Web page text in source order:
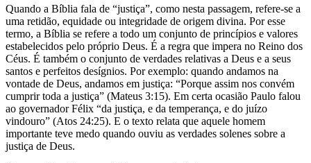
Quando a Bíblia fala de “justiça”, como nesta passagem, refere-se a
uma retidão, equidade ou integridade de origem divina. Por esse
termo, a Bíblia se refere a todo um conjunto de princípios e valores
estabelecidos pelo próprio Deus. É a regra que impera no Reino dos
Céus. É também o conjunto de verdades relativas a Deus e a seus
santos e perfeitos desígnios. Por exemplo: quando andamos na
vontade de Deus, andamos em justiça: “Porque assim nos convém
cumprir toda a justiça” (Mateus 3:15). Em certa ocasião Paulo falou
ao governador Félix “da justiça, e da temperança, e do juízo
vindouro” (Atos 24:25). E o texto relata que aquele homem
importante teve medo quando ouviu as verdades solenes sobre a
justiça de Deus.